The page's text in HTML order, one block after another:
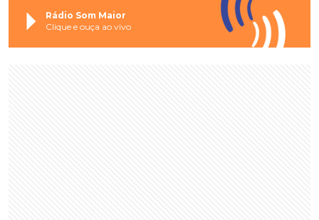
Rádio Som Maior
Clique e ouça ao vivo